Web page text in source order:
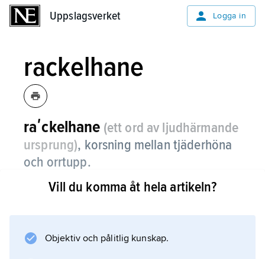
Uppslagsverket Logga in
rackelhane
raʹckelhane (ett ord av ljudhärmande
ursprung), korsning mellan tjäderhöna
och orrtupp.
Rackelhanen väger mellan två och tre kilo och
rackelhönan
Vill du komma åt hela artikeln?
Objektiv och pålitlig kunskap.